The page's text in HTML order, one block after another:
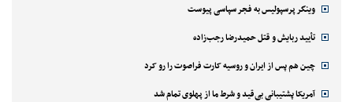
وینگر پرسپولیس به فجر سپاسی پیوست
تأیید ربایش و قتل حمیدرضا رجب‌زاده
چین هم پس از ایران و روسیه کارت فراصوت را رو کرد
آمریکا پشتیبانی بی‌قید و شرط ما از پهلوی تمام شد